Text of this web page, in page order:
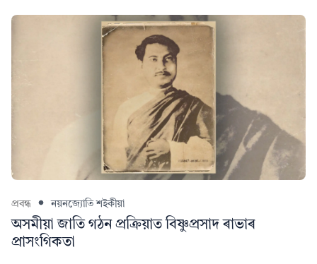
প্ৰবন্ধ নয়নজ্যোতি শইকীয়া
অসমীয়া জাতি গঠন প্ৰক্ৰিয়াত বিষ্ণুপ্ৰসাদ ৰাভাৰ
প্ৰাসংগিকতা